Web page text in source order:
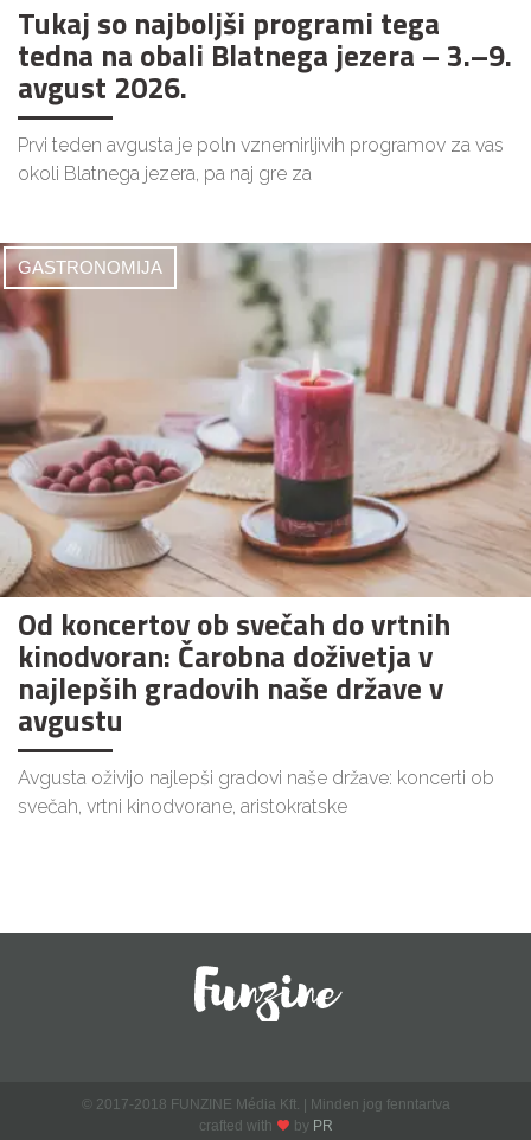
Tukaj so najboljši programi tega
tedna na obali Blatnega jezera – 3.–9.
avgust 2026.
Prvi teden avgusta je poln vznemirljivih programov za vas
okoli Blatnega jezera, pa naj gre za
GASTRONOMIJA
Od koncertov ob svečah do vrtnih
kinodvoran: Čarobna doživetja v
najlepših gradovih naše države v
avgustu
Avgusta oživijo najlepši gradovi naše države: koncerti ob
svečah, vrtni kinodvorane, aristokratske
© 2017-2018 FUNZINE Média Kft. | Minden jog fenntartva
crafted with
by PR